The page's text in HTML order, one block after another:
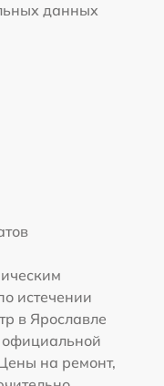
данных
истечении
в Ярославле
официальной
на ремонт,